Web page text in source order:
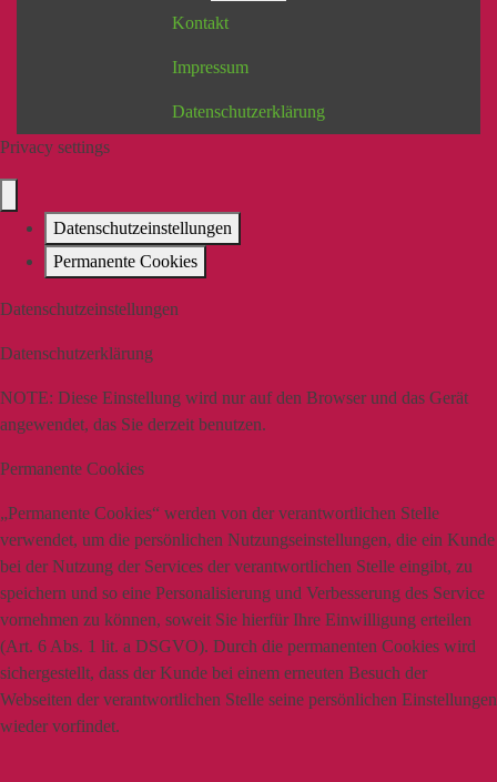
Kontakt
Impressum
Datenschutzerklärung
Privacy settings
Datenschutzeinstellungen
Permanente Cookies
Datenschutzeinstellungen
Datenschutzerklärung
NOTE: Diese Einstellung wird nur auf den Browser und das Gerät
angewendet, das Sie derzeit benutzen.
Permanente Cookies
„Permanente Cookies“ werden von der verantwortlichen Stelle
verwendet, um die persönlichen Nutzungseinstellungen, die ein Kunde
bei der Nutzung der Services der verantwortlichen Stelle eingibt, zu
speichern und so eine Personalisierung und Verbesserung des Service
vornehmen zu können, soweit Sie hierfür Ihre Einwilligung erteilen
(Art. 6 Abs. 1 lit. a DSGVO). Durch die permanenten Cookies wird
sichergestellt, dass der Kunde bei einem erneuten Besuch der
Webseiten der verantwortlichen Stelle seine persönlichen Einstellungen
wieder vorfindet.